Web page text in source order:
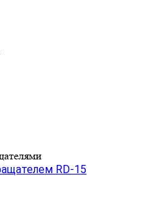
RD-15